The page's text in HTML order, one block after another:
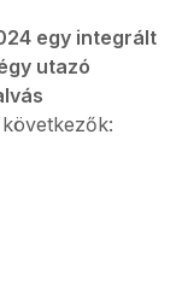
egy integrált
utazó